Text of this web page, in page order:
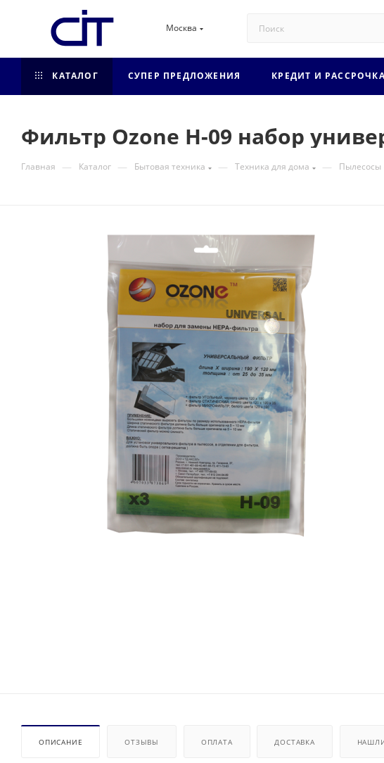
Москва
КАТАЛОГ СУПЕР ПРЕДЛОЖЕНИЯ КРЕДИТ И
Фильтр Ozone H-09 набор
Главная — Каталог — Бытовая техника — Техника для дома — Пылесосы
ОПИСАНИЕ ОТЗЫВЫ ОПЛАТА ДОСТАВКА